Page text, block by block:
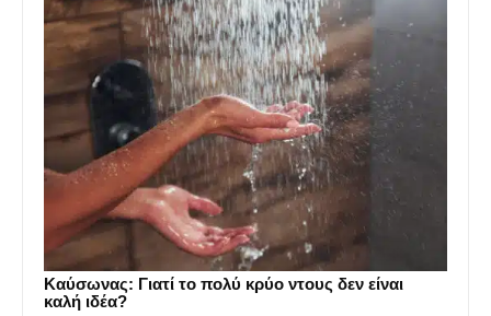
Καύσωνας: Γιατί το πολύ κρύο ντους δεν είναι
καλή ιδέα?